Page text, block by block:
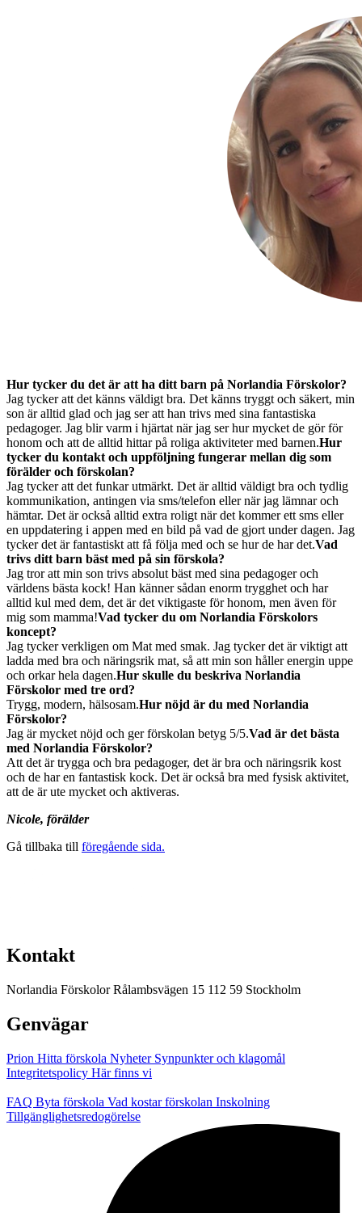
Hur tycker du det är att ha ditt barn på Norlandia Förskolor?
Jag tycker att det känns väldigt bra. Det känns tryggt och säkert, min
son är alltid glad och jag ser att han trivs med sina fantastiska
pedagoger. Jag blir varm i hjärtat när jag ser hur mycket de gör för
honom och att de alltid hittar på roliga aktiviteter med barnen.Hur
tycker du kontakt och uppföljning fungerar mellan dig som
förälder och förskolan?
Jag tycker att det funkar utmärkt. Det är alltid väldigt bra och tydlig
kommunikation, antingen via sms/telefon eller när jag lämnar och
hämtar. Det är också alltid extra roligt när det kommer ett sms eller
en uppdatering i appen med en bild på vad de gjort under dagen. Jag
tycker det är fantastiskt att få följa med och se hur de har det.Vad
trivs ditt barn bäst med på sin förskola?
Jag tror att min son trivs absolut bäst med sina pedagoger och
världens bästa kock! Han känner sådan enorm trygghet och har
alltid kul med dem, det är det viktigaste för honom, men även för
mig som mamma!Vad tycker du om Norlandia Förskolors
koncept?
Jag tycker verkligen om Mat med smak. Jag tycker det är viktigt att
ladda med bra och näringsrik mat, så att min son håller energin uppe
och orkar hela dagen.Hur skulle du beskriva Norlandia
Förskolor med tre ord?
Trygg, modern, hälsosam.Hur nöjd är du med Norlandia
Förskolor?
Jag är mycket nöjd och ger förskolan betyg 5/5.Vad är det bästa
med Norlandia Förskolor?
Att det är trygga och bra pedagoger, det är bra och näringsrik kost
och de har en fantastisk kock. Det är också bra med fysisk aktivitet,
att de är ute mycket och aktiveras.
Nicole, förälder
Gå tillbaka till föregående sida.
Kontakt
Norlandia Förskolor Rålambsvägen 15 112 59 Stockholm
Genvägar
Prion Hitta förskola Nyheter Synpunkter och klagomål
Integritetspolicy Här finns vi
FAQ Byta förskola Vad kostar förskolan Inskolning
Tillgänglighetsredogörelse